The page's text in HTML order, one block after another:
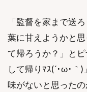
「監督を家まで送
葉に甘えようかと
て帰ろうか？」と
して帰りﾏｽ(´･ω･｀
味がないと思ったの